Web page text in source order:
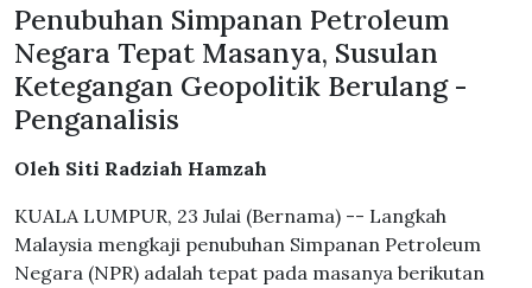
Penubuhan Simpanan Petroleum
Negara Tepat Masanya, Susulan
Ketegangan Geopolitik Berulang -
Penganalisis
Oleh Siti Radziah Hamzah
KUALA LUMPUR, 23 Julai (Bernama) -- Langkah
Malaysia mengkaji penubuhan Simpanan Petroleum
Negara (NPR) adalah tepat pada masanya berikutan